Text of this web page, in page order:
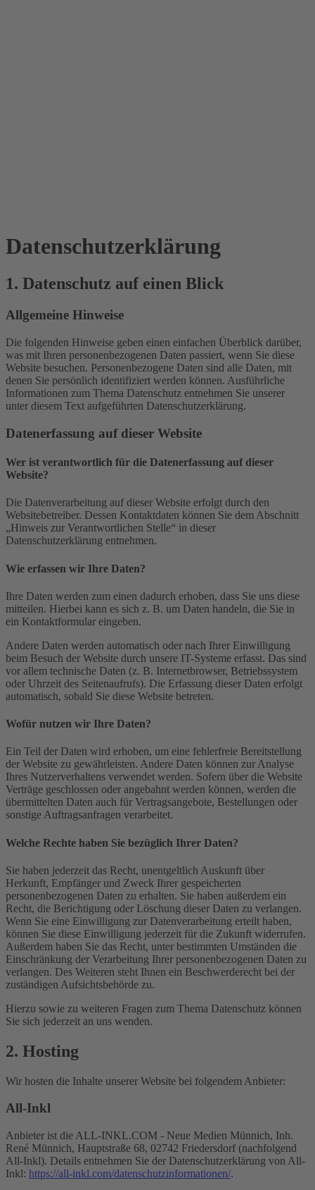
Datenschutz­erklärung
1. Datenschutz auf einen Blick
Allgemeine Hinweise
Die folgenden Hinweise geben einen einfachen Überblick darüber,
was mit Ihren personenbezogenen Daten passiert, wenn Sie diese
Website besuchen. Personenbezogene Daten sind alle Daten, mit
denen Sie persönlich identifiziert werden können. Ausführliche
Informationen zum Thema Datenschutz entnehmen Sie unserer
unter diesem Text aufgeführten Datenschutzerklärung.
Datenerfassung auf dieser Website
Wer ist verantwortlich für die Datenerfassung auf dieser
Website?
Die Datenverarbeitung auf dieser Website erfolgt durch den
Websitebetreiber. Dessen Kontaktdaten können Sie dem Abschnitt
„Hinweis zur Verantwortlichen Stelle“ in dieser
Datenschutzerklärung entnehmen.
Wie erfassen wir Ihre Daten?
Ihre Daten werden zum einen dadurch erhoben, dass Sie uns diese
mitteilen. Hierbei kann es sich z. B. um Daten handeln, die Sie in
ein Kontaktformular eingeben.
Andere Daten werden automatisch oder nach Ihrer Einwilligung
beim Besuch der Website durch unsere IT-Systeme erfasst. Das sind
vor allem technische Daten (z. B. Internetbrowser, Betriebssystem
oder Uhrzeit des Seitenaufrufs). Die Erfassung dieser Daten erfolgt
automatisch, sobald Sie diese Website betreten.
Wofür nutzen wir Ihre Daten?
Ein Teil der Daten wird erhoben, um eine fehlerfreie Bereitstellung
der Website zu gewährleisten. Andere Daten können zur Analyse
Ihres Nutzerverhaltens verwendet werden. Sofern über die Website
Verträge geschlossen oder angebahnt werden können, werden die
übermittelten Daten auch für Vertragsangebote, Bestellungen oder
sonstige Auftragsanfragen verarbeitet.
Welche Rechte haben Sie bezüglich Ihrer Daten?
Sie haben jederzeit das Recht, unentgeltlich Auskunft über
Herkunft, Empfänger und Zweck Ihrer gespeicherten
personenbezogenen Daten zu erhalten. Sie haben außerdem ein
Recht, die Berichtigung oder Löschung dieser Daten zu verlangen.
Wenn Sie eine Einwilligung zur Datenverarbeitung erteilt haben,
können Sie diese Einwilligung jederzeit für die Zukunft widerrufen.
Außerdem haben Sie das Recht, unter bestimmten Umständen die
Einschränkung der Verarbeitung Ihrer personenbezogenen Daten zu
verlangen. Des Weiteren steht Ihnen ein Beschwerderecht bei der
zuständigen Aufsichtsbehörde zu.
Hierzu sowie zu weiteren Fragen zum Thema Datenschutz können
Sie sich jederzeit an uns wenden.
2. Hosting
Wir hosten die Inhalte unserer Website bei folgendem Anbieter:
All-Inkl
Anbieter ist die ALL-INKL.COM - Neue Medien Münnich, Inh.
René Münnich, Hauptstraße 68, 02742 Friedersdorf (nachfolgend
All-Inkl). Details entnehmen Sie der Datenschutzerklärung von All-
Inkl: https://all-inkl.com/datenschutzinformationen/.